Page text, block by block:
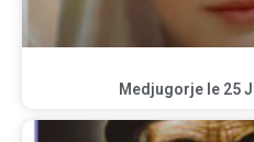
Medjugorje le 25